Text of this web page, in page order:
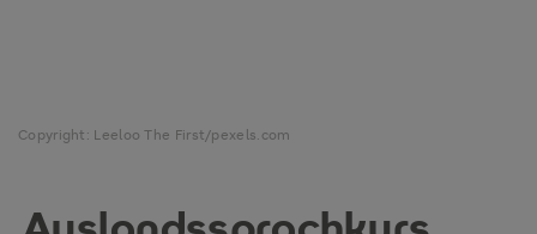
Copyright: Leeloo The First/pexels.com